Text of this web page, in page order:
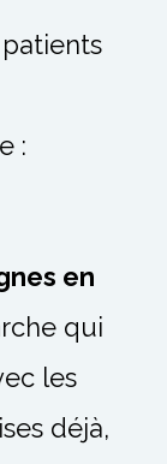
:
en
qui
les
déjà,